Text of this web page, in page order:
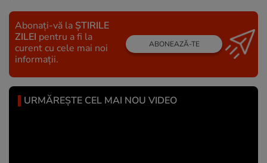
Abonați-vă la ȘTIRILE
ZILEI pentru a fi la
curent cu cele mai noi
informații.
ABONEAZĂ-TE
URMĂREȘTE CEL MAI NOU VIDEO